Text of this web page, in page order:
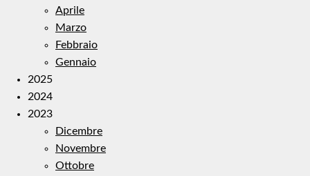
Aprile
Marzo
Febbraio
Gennaio
2025
2024
2023
Dicembre
Novembre
Ottobre